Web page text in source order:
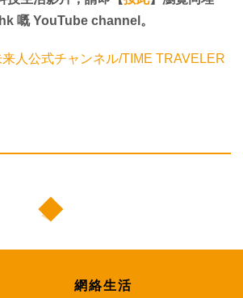
嘅 YouTube channel。
人公式チャンネル/TIME TRAVELER
網絡生活